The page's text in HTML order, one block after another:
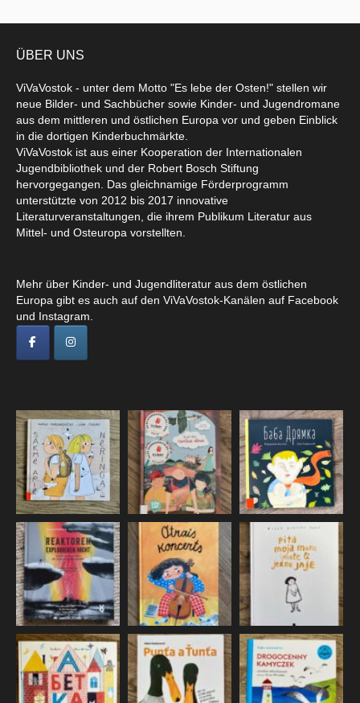
ÜBER UNS
ViVaVostok - unter dem Motto "Es lebe der Osten!" stellen wir
neue Bilder- und Sachbücher sowie Kinder- und Jugendromane
aus dem mittleren und östlichen Europa vor und geben Einblick
in die dortigen Kinderbuchmärkte.
ViVaVostok ist aus einer Kooperation der Internationalen
Jugendbibliothek und der Robert Bosch Stiftung
hervorgegangen. Das gleichnamige Förderprogramm
unterstützte von 2012 bis 2017 innovative
Literaturveranstaltungen, die ihrem Publikum Literatur aus
Mittel- und Osteuropa vorstellten.
Mehr über Kinder- und Jugendliteratur aus dem östlichen
Europa gibt es auch auf den ViVaVostok-Kanälen auf Facebook
und Instagram.